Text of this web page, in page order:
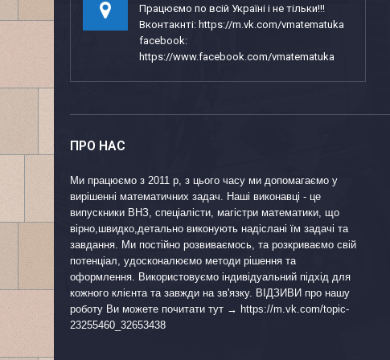
Працюємо по всій Україні і не тільки!!!
Вконтакнті: https://m.vk.com/vmatematuka
facebook:
https://www.facebook.com/vmatematuka
ПРО НАС
Ми працюємо з 2011 р, з цього часу ми допомагаємо у
вирішенні математичних задач. Наші виконавці - це
випускники ВНЗ, спеціалісти, магістри математики, що
вірно,швидко,детально виконують надіслані їм задачі та
завдання. Ми постійно розвиваємось, та розкриваємо свій
потенціал, удосконалюємо методи рішення та
оформлення. Використовуємо індивідуальний підхід для
кожного клієнта та завжди на зв'язку. ВІДЗИВИ про нашу
роботу Ви можете почитати тут → https://m.vk.com/topic-
23255460_32653438